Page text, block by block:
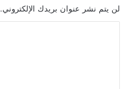
لن يتم نشر عنوان بريدك الإلكتروني.